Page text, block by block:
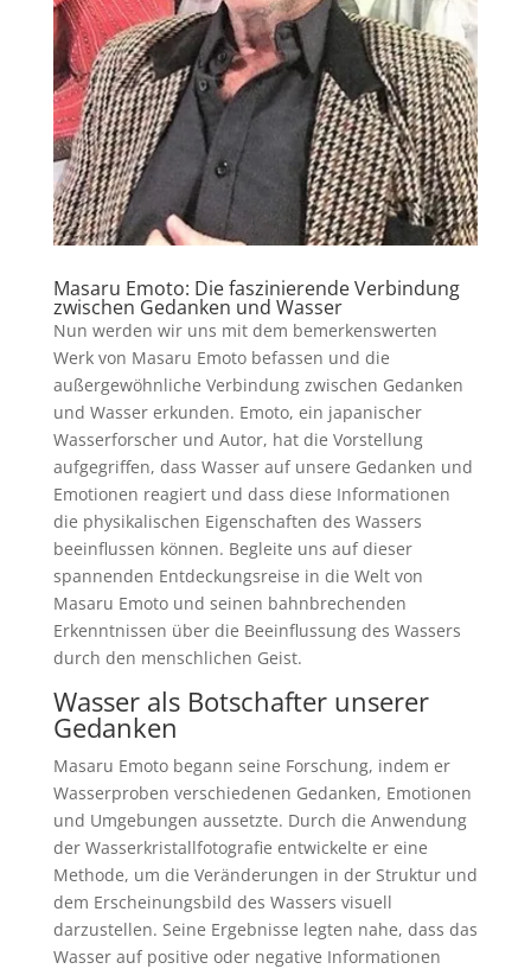
Masaru Emoto: Die faszinierende Verbindung
zwischen Gedanken und Wasser
Nun werden wir uns mit dem bemerkenswerten
Werk von Masaru Emoto befassen und die
außergewöhnliche Verbindung zwischen Gedanken
und Wasser erkunden. Emoto, ein japanischer
Wasserforscher und Autor, hat die Vorstellung
aufgegriffen, dass Wasser auf unsere Gedanken und
Emotionen reagiert und dass diese Informationen
die physikalischen Eigenschaften des Wassers
beeinflussen können. Begleite uns auf dieser
spannenden Entdeckungsreise in die Welt von
Masaru Emoto und seinen bahnbrechenden
Erkenntnissen über die Beeinflussung des Wassers
durch den menschlichen Geist.
Wasser als Botschafter unserer
Gedanken
Masaru Emoto begann seine Forschung, indem er
Wasserproben verschiedenen Gedanken, Emotionen
und Umgebungen aussetzte. Durch die Anwendung
der Wasserkristallfotografie entwickelte er eine
Methode, um die Veränderungen in der Struktur und
dem Erscheinungsbild des Wassers visuell
darzustellen. Seine Ergebnisse legten nahe, dass das
Wasser auf positive oder negative Informationen